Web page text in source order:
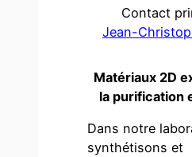
Contact
Jean-
Matériaux 2D
la purification
Dans notre
synthétisons et